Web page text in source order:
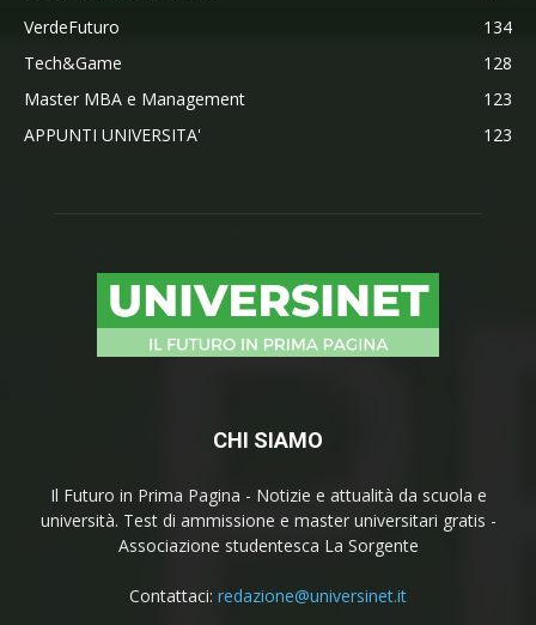
VerdeFuturo
134
Tech&Game
128
Master MBA e Management
123
APPUNTI UNIVERSITA'
123
CHI SIAMO
Il Futuro in Prima Pagina - Notizie e attualità da scuola e
università. Test di ammissione e master universitari gratis -
Associazione studentesca La Sorgente
Contattaci: redazione@universinet.it